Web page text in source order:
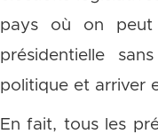
pays où on peut
présidentielle
politique et arriver
En fait, tous les